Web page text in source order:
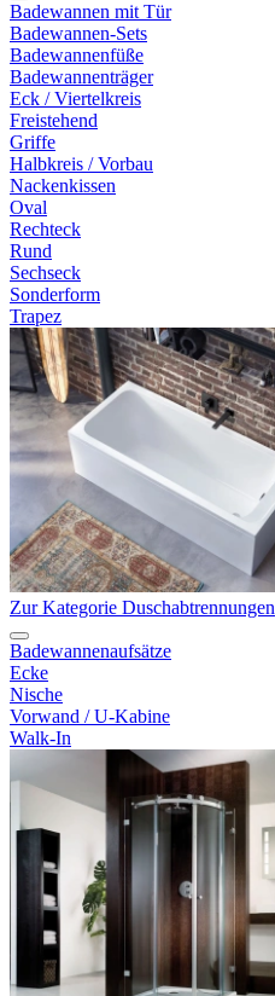
Badewannen mit Tür
Badewannen-Sets
Badewannenfüße
Badewannenträger
Eck / Viertelkreis
Freistehend
Griffe
Halbkreis / Vorbau
Nackenkissen
Oval
Rechteck
Rund
Sechseck
Sonderform
Trapez
Zur Kategorie Duschabtrennungen
Badewannenaufsätze
Ecke
Nische
Vorwand / U-Kabine
Walk-In